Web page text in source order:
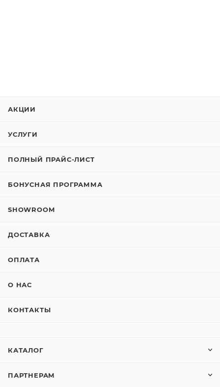
АКЦИИ
УСЛУГИ
ПОЛНЫЙ ПРАЙС-ЛИСТ
БОНУСНАЯ ПРОГРАММА
SHOWROOM
ДОСТАВКА
ОПЛАТА
О НАС
КОНТАКТЫ
КАТАЛОГ
ПАРТНЕРАМ